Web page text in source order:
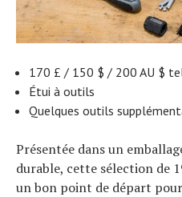
170 £ / 150 $ / 200 AU $
Étui à outils
Quelques outils
Présentée dans un
durable, cette sélection de
un bon point de départ